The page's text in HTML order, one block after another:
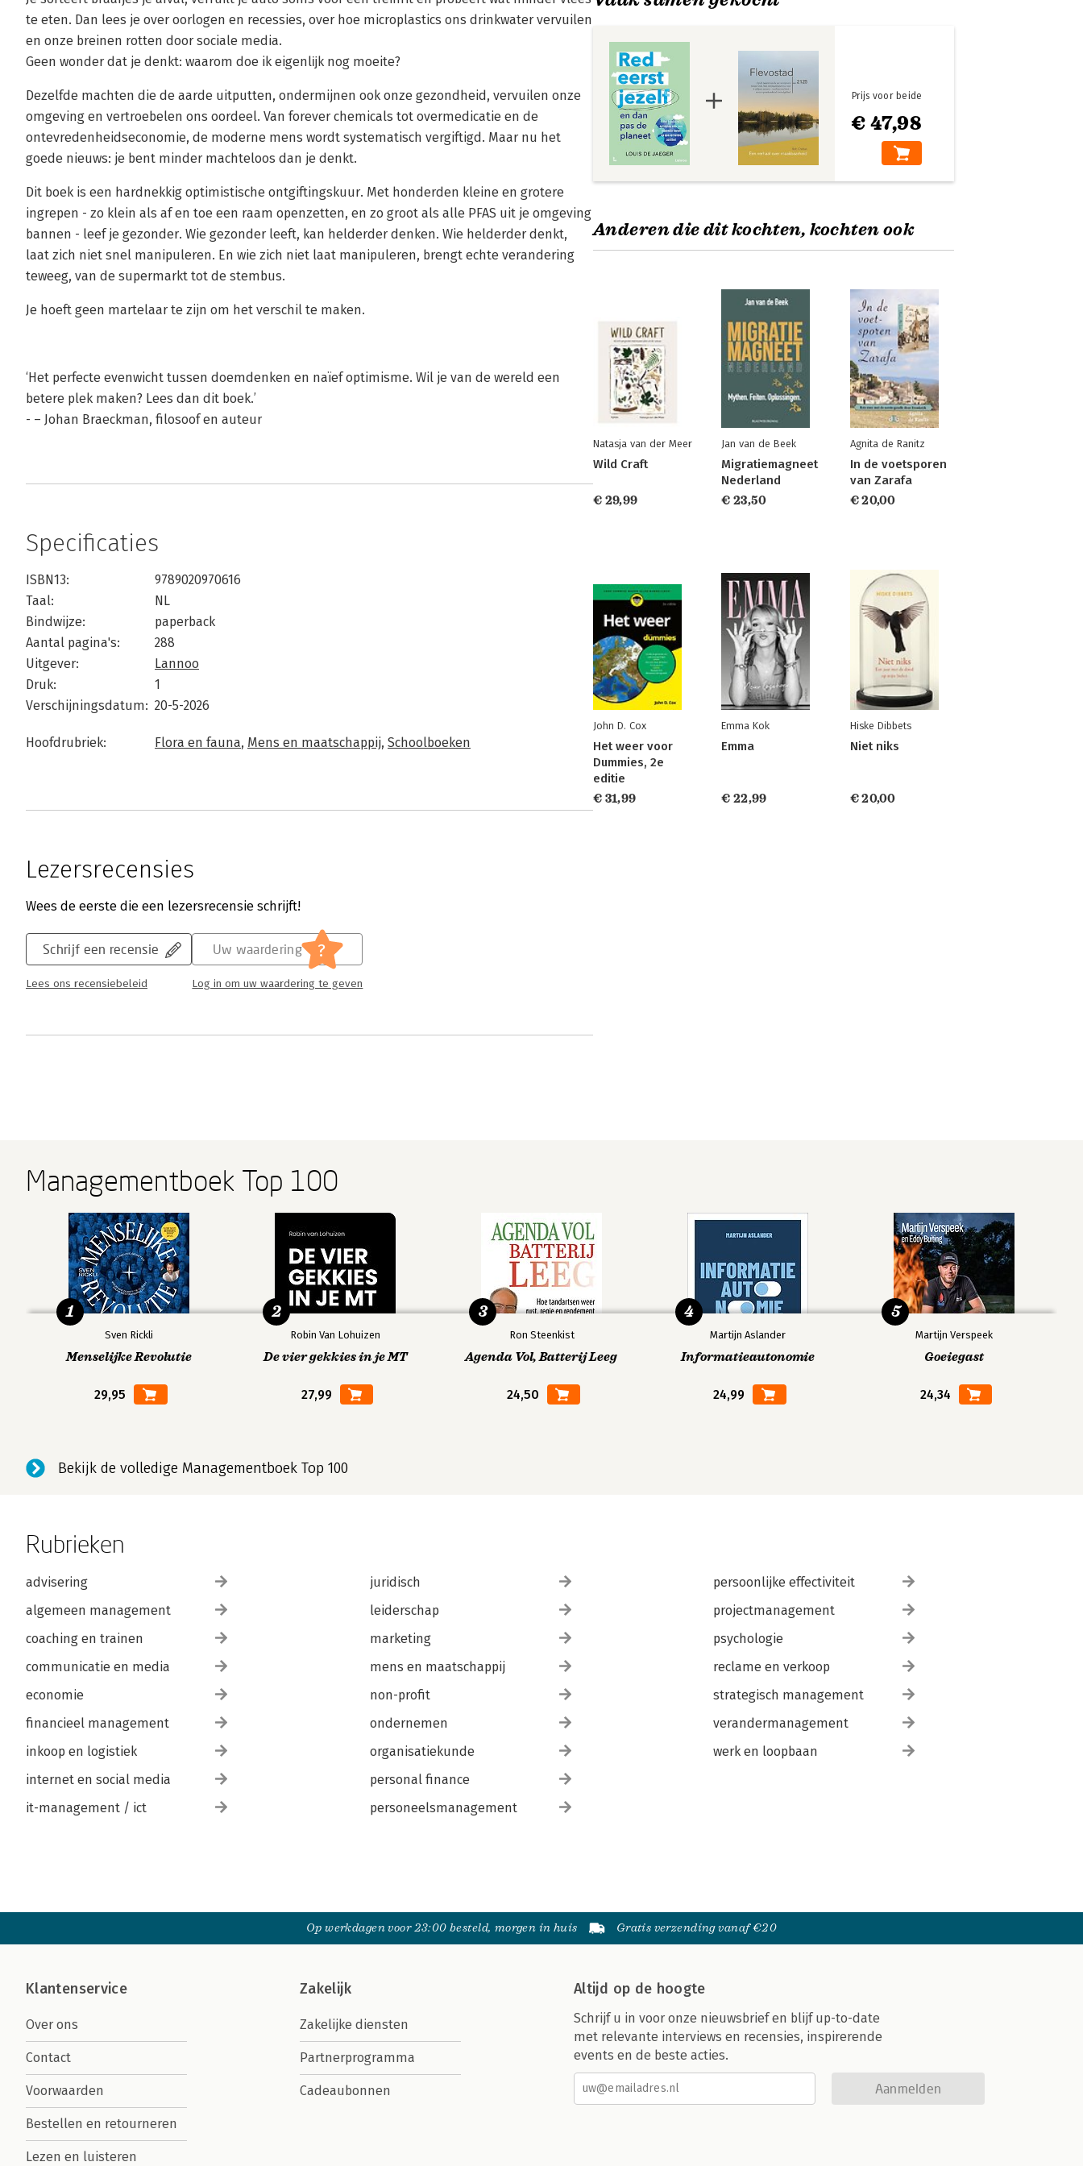
te eten. Dan lees je over oorlogen en recessies, over hoe microplastics ons drinkwater vervuilen
en onze breinen rotten door sociale media.
Geen wonder dat je denkt: waarom doe ik eigenlĳk nog moeite?
Dezelfde machten die de aarde uitputten, ondermijnen ook onze gezondheid, vervuilen onze
omgeving en vertroebelen ons oordeel. Van forever chemicals tot overmedicatie en de
ontevredenheidseconomie, de moderne mens wordt systematisch vergiftigd. Maar nu het
goede nieuws: je bent minder machteloos dan je denkt.
Dit boek is een hardnekkig optimistische ontgiftingskuur. Met honderden kleine en grotere
ingrepen - zo klein als af en toe een raam openzetten, en zo groot als alle PFAS uit je omgeving
bannen - leef je gezonder. Wie gezonder leeft, kan helderder denken. Wie helderder denkt,
laat zich niet snel manipuleren. En wie zich niet laat manipuleren, brengt echte verandering
teweeg, van de supermarkt tot de stembus.
Je hoeft geen martelaar te zijn om het verschil te maken.
‘Het perfecte evenwicht tussen doemdenken en naïef optimisme. Wil je van de wereld een
betere plek maken? Lees dan dit boek.’
- – Johan Braeckman, ﬁlosoof en auteur
Specificaties
ISBN13:
9789020970616
Taal:
NL
Bindwijze:
paperback
Aantal pagina's:
288
Uitgever:
Lannoo
Druk:
1
Verschijningsdatum: 20-5-2026
Hoofdrubriek: Flora en fauna, Mens en maatschappij, Schoolboeken
Lezersrecensies
Wees de eerste die een lezersrecensie schrijft!
Schrijf een recensie
Lees ons recensiebeleid
Uw waardering ?
Log in om uw waardering te geven
€ 47,98
Prijs voor beide
Anderen die dit kochten, kochten ook
Natasja van der Meer
Wild Craft
€ 29,99
Jan van de Beek
Migratiemagneet
Nederland
€ 23,50
Agnita de Ranitz
In de voetsporen
van Zarafa
€ 20,00
John D. Cox
Het weer voor
Dummies, 2e
editie
€ 31,99
Emma Kok
Emma
€ 22,99
Hiske Dibbets
Niet niks
€ 20,00
Managementboek Top 100
Sven Rickli
Menselijke Revolutie
29,95
1
Robin Van Lohuizen
De vier gekkies in je MT
27,99
2
Ron Steenkist
Agenda Vol, Batterij Leeg
24,50
3
Martijn Aslander
Informatieautonomie
24,99
4
Martijn Verspeek
Goeiegast
24,34
5
Bekijk de volledige Managementboek Top 100
Rubrieken
advisering
algemeen management
coaching en trainen
communicatie en media
economie
financieel management
inkoop en logistiek
internet en social media
it-management / ict
juridisch
leiderschap
marketing
mens en maatschappij
non-profit
ondernemen
organisatiekunde
personal finance
personeelsmanagement
persoonlijke effectiviteit
projectmanagement
psychologie
reclame en verkoop
strategisch management
verandermanagement
werk en loopbaan
Op werkdagen voor 23:00 besteld, morgen in huis Gratis verzending vanaf €20
Klantenservice
Over ons
Contact
Voorwaarden
Bestellen en retourneren
Lezen en luisteren
Zakelijk
Zakelijke diensten
Partnerprogramma
Cadeaubonnen
Altijd op de hoogte
Schrijf u in voor onze nieuwsbrief en blijf up-to-date
met relevante interviews en recensies, inspirerende
events en de beste acties.
Aanmelden